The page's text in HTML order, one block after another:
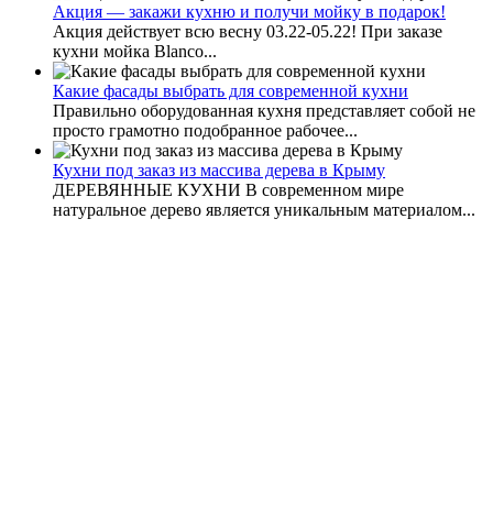
Акция — закажи кухню и получи мойку в подарок!
Акция действует всю весну 03.22-05.22! При заказе
кухни мойка Blanco...
Какие фасады выбрать для современной кухни
Правильно оборудованная кухня представляет собой не
просто грамотно подобранное рабочее...
Кухни под заказ из массива дерева в Крыму
ДЕРЕВЯННЫЕ КУХНИ В современном мире
натуральное дерево является уникальным материалом...